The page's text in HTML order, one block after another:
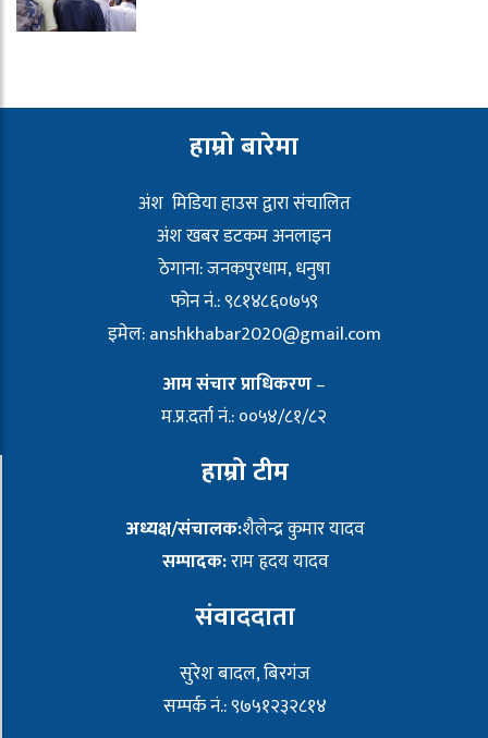
हाम्रो बारेमा
अंश मिडिया हाउस द्वारा संचालित
अंश खबर डटकम अनलाइन
ठेगाना: जनकपुरधाम, धनुषा
फोन नं.: ९८१४८६०७५९
इमेल:anshkhabar2020@gmail.com
आम संचार प्राधिकरण–
म.प्र.दर्ता नं.: ००५४/८१/८२
हाम्रो टीम
अध्यक्ष/संचालक:शैलेन्द्र कुमार यादव
सम्पादक:राम हृदय यादव
संवाददाता
सुरेश बादल, बिरगंज
सम्पर्क नं.: ९७५१२३२८१४